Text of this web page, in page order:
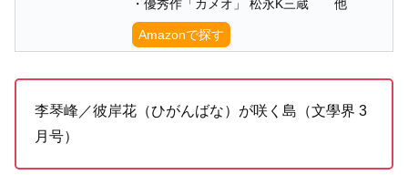
・優秀作「カメオ」 松永K三蔵 他
Amazonで探す
李琴峰／彼岸花（ひがんばな）が咲く島（文學界 3
月号）